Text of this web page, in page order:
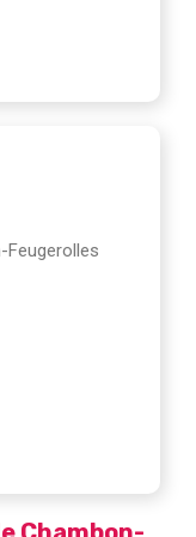
Feugerolles